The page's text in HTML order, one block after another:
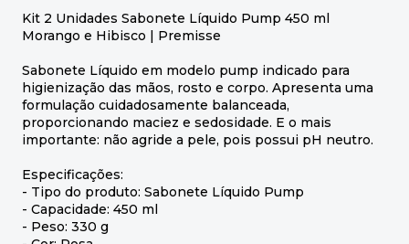
Kit 2 Unidades Sabonete Líquido Pump 450 ml
Morango e Hibisco | Premisse
Sabonete Líquido em modelo pump indicado para
higienização das mãos, rosto e corpo. Apresenta uma
formulação cuidadosamente balanceada,
proporcionando maciez e sedosidade. E o mais
importante: não agride a pele, pois possui pH neutro.
Especificações:
- Tipo do produto: Sabonete Líquido Pump
- Capacidade: 450 ml
- Peso: 330 g